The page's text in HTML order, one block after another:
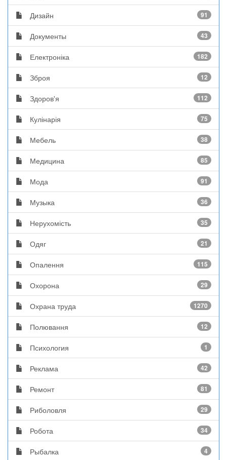
Дизайн 91
Документы 43
Електроніка 182
Зброя 12
Здоров'я 112
Кулінарія 75
Мебель 38
Медицина 85
Мода 91
Музыка 36
Нерухомість 35
Одяг 21
Опалення 115
Охорона 29
Охрана труда 1270
Полювання 12
Психология 1
Реклама 42
Ремонт 81
Риболовля 29
Робота 34
Рыбалка 4